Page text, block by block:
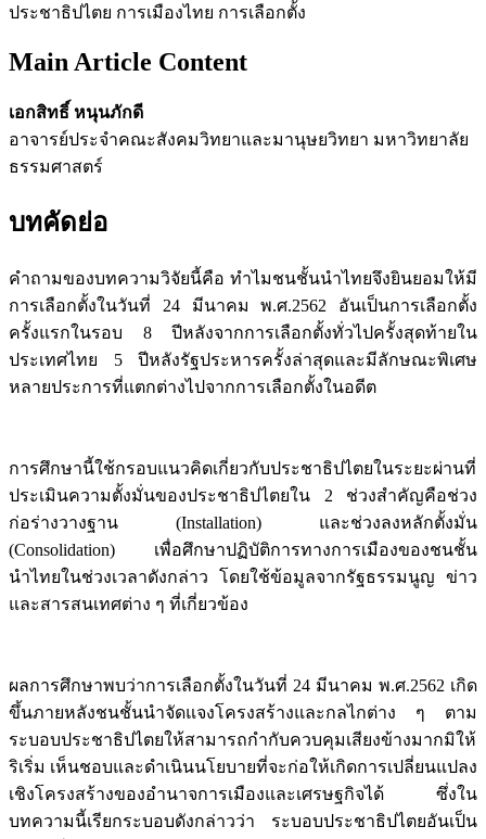
ประชาธิปไตย การเมืองไทย การเลือกตั้ง
Main Article Content
เอกสิทธิ์ หนุนภักดี
อาจารย์ประจำคณะสังคมวิทยาและมานุษยวิทยา มหาวิทยาลัย
ธรรมศาสตร์
บทคัดย่อ
คำถามของบทความวิจัยนี้คือ ทำไมชนชั้นนำไทยจึงยินยอมให้มี
การเลือกตั้งในวันที่ 24 มีนาคม พ.ศ.2562 อันเป็นการเลือกตั้ง
ครั้งแรกในรอบ 8 ปีหลังจากการเลือกตั้งทั่วไปครั้งสุดท้ายใน
ประเทศไทย 5 ปีหลังรัฐประหารครั้งล่าสุดและมีลักษณะพิเศษ
หลายประการที่แตกต่างไปจากการเลือกตั้งในอดีต
การศึกษานี้ใช้กรอบแนวคิดเกี่ยวกับประชาธิปไตยในระยะผ่านที่
ประเมินความตั้งมั่นของประชาธิปไตยใน 2 ช่วงสำคัญคือช่วง
ก่อร่างวางฐาน (Installation) และช่วงลงหลักตั้งมั่น
(Consolidation) เพื่อศึกษาปฏิบัติการทางการเมืองของชนชั้น
นำไทยในช่วงเวลาดังกล่าว โดยใช้ข้อมูลจากรัฐธรรมนูญ ข่าว
และสารสนเทศต่าง ๆ ที่เกี่ยวข้อง
ผลการศึกษาพบว่าการเลือกตั้งในวันที่ 24 มีนาคม พ.ศ.2562 เกิด
ขึ้นภายหลังชนชั้นนำจัดแจงโครงสร้างและกลไกต่าง ๆ ตาม
ระบอบประชาธิปไตยให้สามารถกำกับควบคุมเสียงข้างมากมิให้
ริเริ่ม เห็นชอบและดำเนินนโยบายที่จะก่อให้เกิดการเปลี่ยนแปลง
เชิงโครงสร้างของอำนาจการเมืองและเศรษฐกิจได้ ซึ่งใน
บทความนี้เรียกระบอบดังกล่าวว่า ระบอบประชาธิปไตยอันเป็น